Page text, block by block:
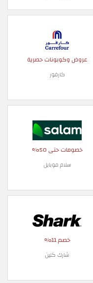
عروض وكوبونات حصرية
كارفور
خصومات حتى 50%
سلام موبايل
خصم 11%
شارك كلين